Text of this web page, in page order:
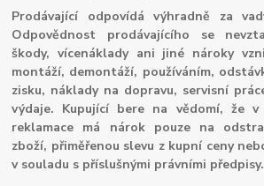
Prodávající odpovídá výhradně za
Odpovědnost prodávajícího se
škody, vícenáklady ani jiné nároky
montáží, demontáží, používáním,
zisku, náklady na dopravu, servisní
výdaje. Kupující bere na vědomí, že v
reklamace má nárok pouze na
zboží, přiměřenou slevu z kupní ceny
v souladu s příslušnými právními předpisy.